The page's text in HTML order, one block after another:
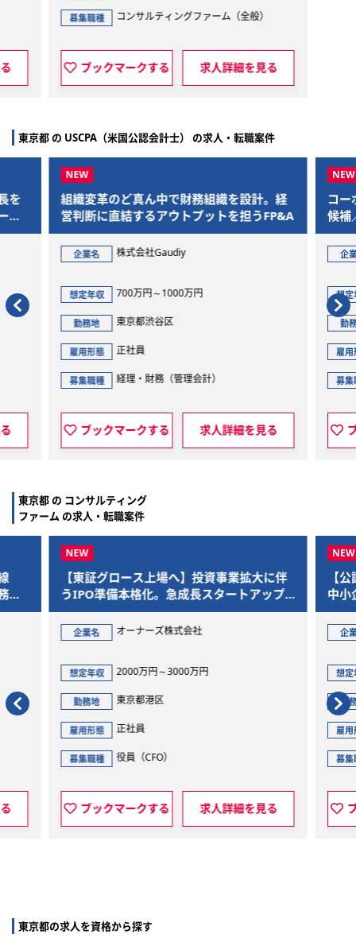
募集職種 コンサルティングファーム（全般）
ブックマークする 求人詳細を見る
東京都 の USCPA（米国公認会計士） の求人・転職案件
経
コーポレート部門/経理財務チームリーダー
候補／再エネ事業会社／SPC・プロジェク
トファイナンス・管理体制高度化
企業名 非公開
想定年収 630万円～1250万円
勤務地 東京都千代田区
雇用形態 正社員
募集職種 経理・財務（全般）
ブックマークする 求人詳細を見る
【
で
ー
企
想
勤
雇
募
東京都 の コンサルティング
ファーム の求人・転職案件
伴
プ
【公認会計士・税理士】M&A未経験歓迎！
中小企業の事業承継を支援するコーポレー
トアドバイザー
企業名 株式会社日本M&Aセンター
想定年収 600万円～1200万円
勤務地 東京都千代田区
雇用形態 正社員
募集職種 コンサルティングファーム（その他）
ブックマークする 求人詳細を見る
【
が
ら
ジ企
想
雇
募
東京都の求人を資格から探す